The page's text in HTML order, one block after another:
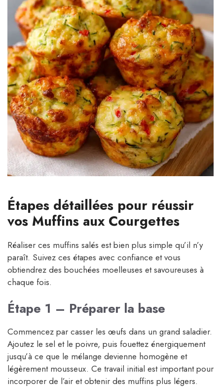
Étapes détaillées pour réussir
vos Muffins aux Courgettes
Réaliser ces muffins salés est bien plus simple qu’il n’y
paraît. Suivez ces étapes avec confiance et vous
obtiendrez des bouchées moelleuses et savoureuses à
chaque fois.
Étape 1 – Préparer la base
Commencez par casser les œufs dans un grand saladier.
Ajoutez le sel et le poivre, puis fouettez énergiquement
jusqu’à ce que le mélange devienne homogène et
légèrement mousseux. Ce travail initial est important pour
incorporer de l’air et obtenir des muffins plus légers.